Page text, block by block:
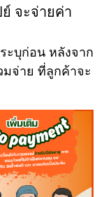
จะจ่ายค่า
ะบุก่อน หลังจาก
จ่าย ที่ลูกค้าจะ